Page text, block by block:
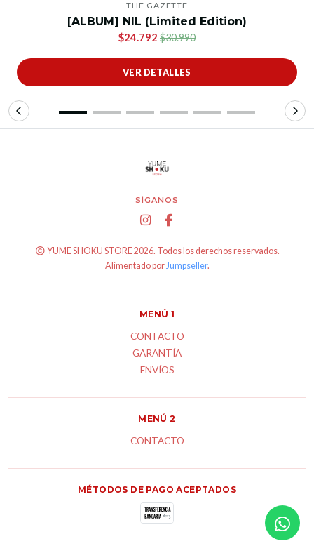
THE GAZETTE
[ALBUM] NIL (Limited Edition)
$24.792 $30.990
VER DETALLES
SÍGANOS
YUME SHOKU STORE 2026. Todos los derechos reservados.
Alimentado porJumpseller.
MENÚ 1
CONTACTO
GARANTÍA
ENVÍOS
MENÚ 2
CONTACTO
MÉTODOS DE PAGO ACEPTADOS